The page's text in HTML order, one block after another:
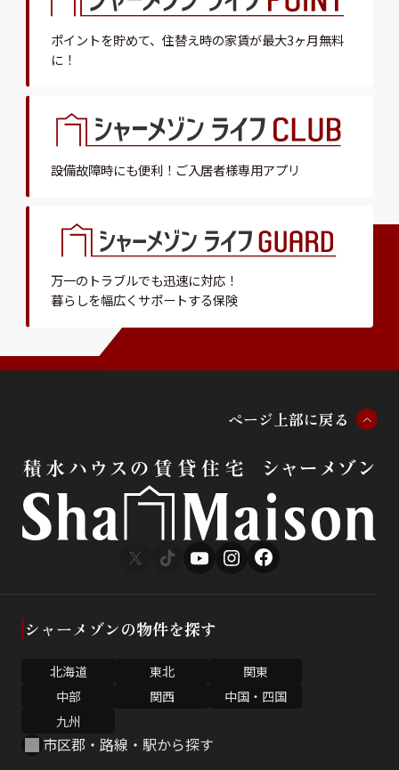
ポイントを貯めて、 住替え時の家賃が最大3ヶ月無料
に！
設備故障時にも便利！ ご入居者様専用アプリ
万一のトラブルでも迅速に対応！
暮らしを幅広くサポートする保険
ページ 上部に戻る
シャーメゾンの物件を探す
北海道 東北
関東
中部
関西
中国・四国
九州
市区郡・路線・駅から探す